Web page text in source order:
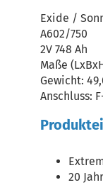
Exide /
A602/750
2V 748 Ah
Maße
Gewicht:
Anschluss:
20